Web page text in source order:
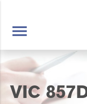
menu
VIC